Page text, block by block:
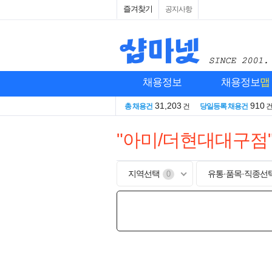
즐겨찾기 공지사항
채용정보 채용정보맵
총 채용건 31,203 건 당일등록 채용건 910 건
"아미/더현대대구점
지역선택 0 유통·품목·직종선